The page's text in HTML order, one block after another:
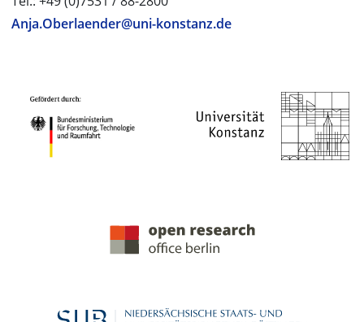
Anja.Oberlaender@uni-konstanz.de